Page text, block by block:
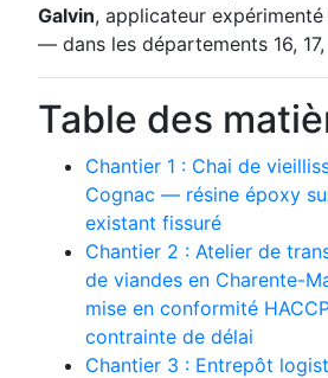
Galvin, applicateur
— dans les départements 16,
Table des
Chantier 1 : Chai de
Cognac — résine époxy
existant fissuré
Chantier 2 : Atelier de
de viandes en Charente-
mise en conformité
contrainte de délai
Chantier 3 : Entrepôt